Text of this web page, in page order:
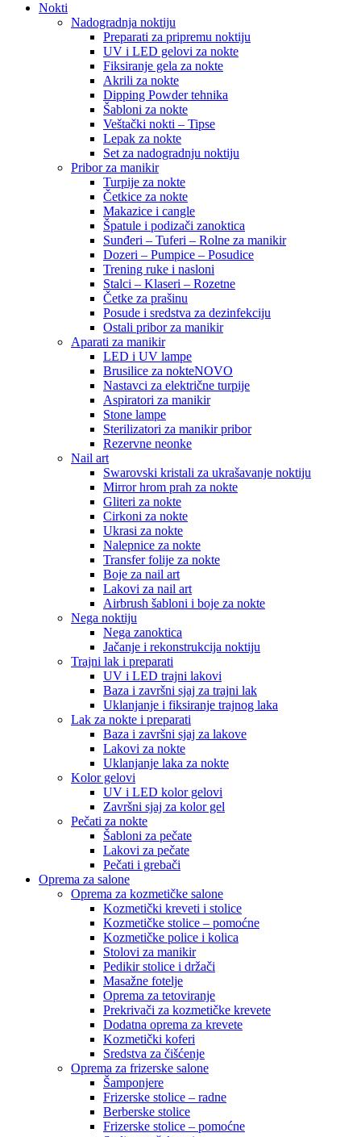
Nokti
Nadogradnja noktiju
Preparati za pripremu noktiju
UV i LED gelovi za nokte
Fiksiranje gela za nokte
Akrili za nokte
Dipping Powder tehnika
Šabloni za nokte
Veštački nokti – Tipse
Lepak za nokte
Set za nadogradnju noktiju
Pribor za manikir
Turpije za nokte
Četkice za nokte
Makazice i cangle
Špatule i podizači zanoktica
Sunđeri – Tuferi – Rolne za manikir
Dozeri – Pumpice – Posudice
Trening ruke i nasloni
Stalci – Klaseri – Rozetne
Četke za prašinu
Posude i sredstva za dezinfekciju
Ostali pribor za manikir
Aparati za manikir
LED i UV lampe
Brusilice za nokteNOVO
Nastavci za električne turpije
Aspiratori za manikir
Stone lampe
Sterilizatori za manikir pribor
Rezervne neonke
Nail art
Swarovski kristali za ukrašavanje noktiju
Mirror hrom prah za nokte
Gliteri za nokte
Cirkoni za nokte
Ukrasi za nokte
Nalepnice za nokte
Transfer folije za nokte
Boje za nail art
Lakovi za nail art
Airbrush šabloni i boje za nokte
Nega noktiju
Nega zanoktica
Jačanje i rekonstrukcija noktiju
Trajni lak i preparati
UV i LED trajni lakovi
Baza i završni sjaj za trajni lak
Uklanjanje i fiksiranje trajnog laka
Lak za nokte i preparati
Baza i završni sjaj za lakove
Lakovi za nokte
Uklanjanje laka za nokte
Kolor gelovi
UV i LED kolor gelovi
Završni sjaj za kolor gel
Pečati za nokte
Šabloni za pečate
Lakovi za pečate
Pečati i grebači
Oprema za salone
Oprema za kozmetičke salone
Kozmetički kreveti i stolice
Kozmetičke stolice – pomoćne
Kozmetičke police i kolica
Stolovi za manikir
Pedikir stolice i držači
Masažne fotelje
Oprema za tetoviranje
Prekrivači za kozmetičke krevete
Dodatna oprema za krevete
Kozmetički koferi
Sredstva za čišćenje
Oprema za frizerske salone
Šamponjere
Frizerske stolice – radne
Berberske stolice
Frizerske stolice – pomoćne